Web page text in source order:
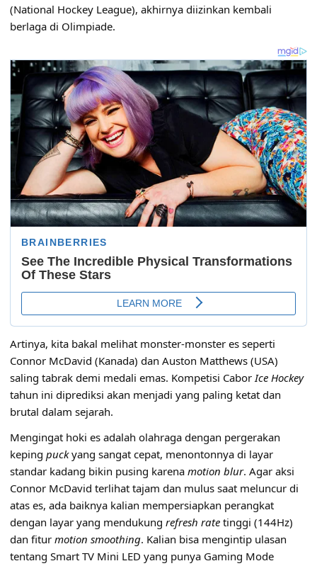
(National Hockey League), akhirnya diizinkan kembali
berlaga di Olimpiade.
Artinya, kita bakal melihat monster-monster es seperti
Connor McDavid (Kanada) dan Auston Matthews (USA)
saling tabrak demi medali emas. Kompetisi Cabor Ice Hockey
tahun ini diprediksi akan menjadi yang paling ketat dan
brutal dalam sejarah.
Mengingat hoki es adalah olahraga dengan pergerakan
keping puckyang sangat cepat, menontonnya di layar
standar kadang bikin pusing karena motion blur. Agar aksi
Connor McDavid terlihat tajam dan mulus saat meluncur di
atas es, ada baiknya kalian mempersiapkan perangkat
dengan layar yang mendukung refresh rate tinggi (144Hz)
dan fitur motion smoothing. Kalian bisa mengintip ulasan
tentang Smart TV Mini LED yang punya Gaming Mode